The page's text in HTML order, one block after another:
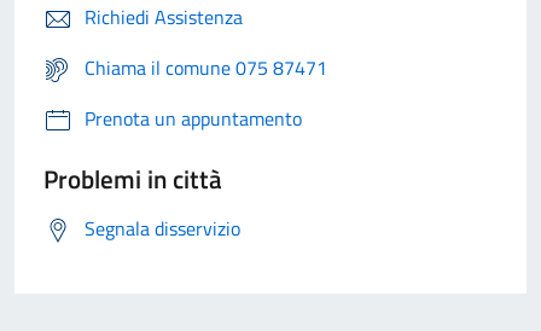
Richiedi Assistenza
Chiama il comune 075 87471
Prenota un appuntamento
Problemi in città
Segnala disservizio